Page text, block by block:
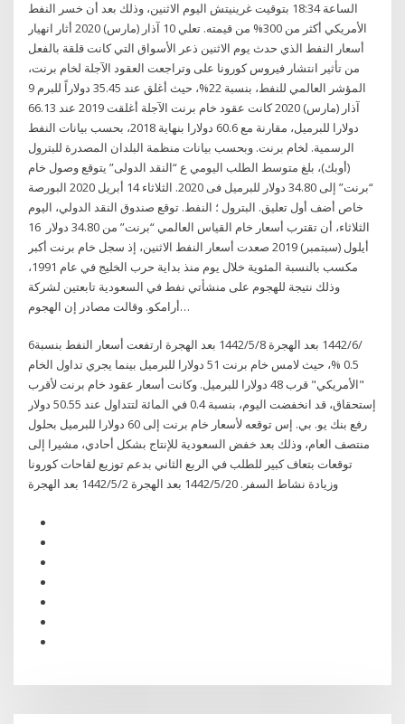
الساعة 18:34 بتوقيت غرينيتش اليوم الاثنين، وذلك بعد أن خسر النفط
الأمريكي أكثر من 300% من قيمته. تعلي 10 آذار (مارس) 2020 أثار انهيار
أسعار النفط الذي حدث يوم الاثنين ذعر الأسواق التي كانت قلقة بالفعل
من تأثير انتشار فيروس كورونا على وتراجعت العقود الآجلة لخام برنت،
المؤشر العالمي للنفط، بنسبة 22%، حيث أغلق عند 35.45 دولاراً للبرم 9
آذار (مارس) 2020 كانت عقود خام برنت الآجلة أغلقت 2019 عند 66.13
دولارا للبرميل، مقارنة مع 60.6 دولارا بنهاية 2018، بحسب بيانات النفط
الرسمية. لخام برنت. وبحسب بيانات منظمة البلدان المصدرة للبترول
(أوبك)، بلغ متوسط الطلب اليومي ع “النقد الدولى” يتوقع وصول خام
“برنت” إلى 34.80 دولار للبرميل فى 2020. الثلاثاء 14 أبريل 2020 البورصة
خاص أضف أول تعليق. البترول ؛ النفط. توقع صندوق النقد الدولي، اليوم
الثلاثاء، أن تقترب أسعار خام القياس العالمي “برنت” من 34.80 دولار 16
أيلول (سبتمبر) 2019 صعدت أسعار النفط الاثنين، إذ سجل خام برنت أكبر
مكسب بالنسبة المئوية خلال يوم منذ بداية حرب الخليج في عام 1991،
وذلك نتيجة للهجوم على منشأتي نفط في السعودية تابعتين لشركة
أرامكو. وقالت مصادر إن الهجوم…
6‏‏/6‏‏/1442 بعد الهجرة 8‏‏/5‏‏/1442 بعد الهجرة ارتفعت أسعار النفط بنسبة
0.5 %، حيث لامس خام برنت 51 دولارا للبرميل بينما يجري تداول الخام
"الأمريكي" قرب 48 دولارا للبرميل. وكانت أسعار عقود خام برنت لأقرب
إستحقاق، قد انخفضت اليوم، بنسبة 0.4 في المائة لتتداول عند 50.55 دولار
رفع بنك يو. بي. إس توقعه لأسعار خام برنت إلى 60 دولارا للبرميل بحلول
منتصف العام، وذلك بعد خفض السعودية للإنتاج بشكل أحادي، مشيرا إلى
توقعات بتعاف كبير للطلب في الربع الثاني بدعم توزيع لقاحات كورونا
وزيادة نشاط السفر. 20‏‏/5‏‏/1442 بعد الهجرة 2‏‏/5‏‏/1442 بعد الهجرة